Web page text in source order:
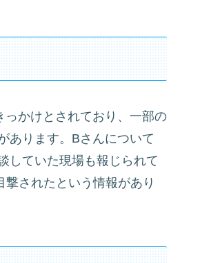
かけとされており、一部の
あります。Bさんについて
していた現場も報じられて
されたという情報があり